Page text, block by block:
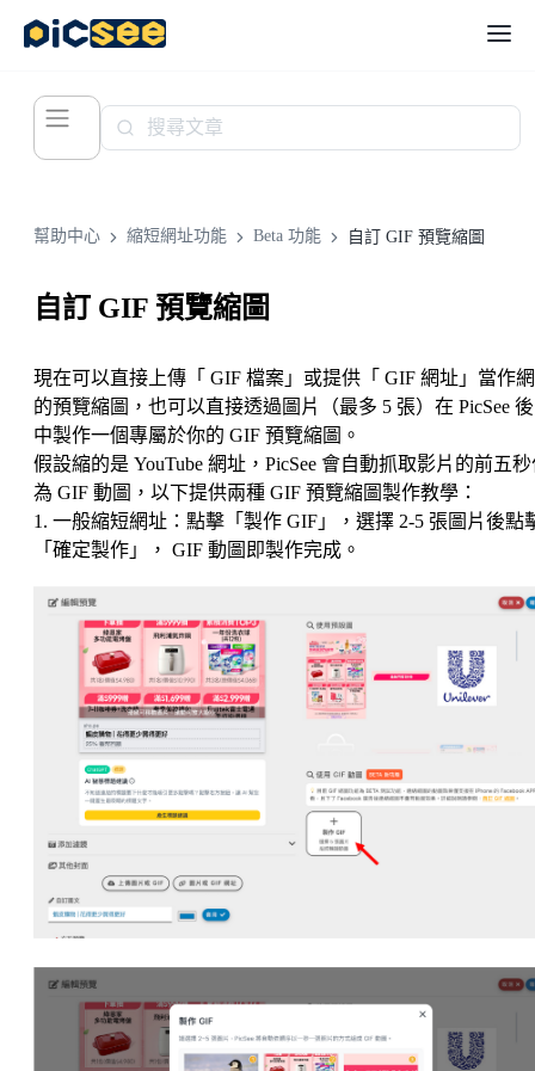
幫助中心 縮短網址功能 Beta 功能 自訂 GIF 預覽縮圖
自訂 GIF 預覽縮圖
現在可以直接上傳「 GIF 檔案」或提供「 GIF 網址」當作
的預覽縮圖，也可以直接透過圖片（最多 5 張）在 PicSee
中製作一個專屬於你的 GIF 預覽縮圖。
假設縮的是 YouTube 網址，PicSee 會自動抓取影片的前五
為 GIF 動圖，以下提供兩種 GIF 預覽縮圖製作教學：
1. 一般縮短網址：點擊「製作 GIF」，選擇 2-5 張圖片後點
「確定製作」， GIF 動圖即製作完成。